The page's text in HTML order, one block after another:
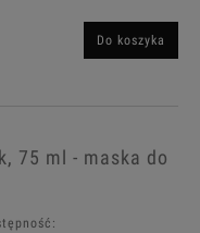
Do koszyka
75 ml - maska do